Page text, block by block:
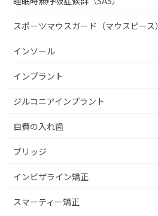
スポーツマウスガード（マウスピース）
インソール
インプラント
ジルコニアインプラント
自費の入れ歯
ブリッジ
インビザライン矯正
スマーティー矯正